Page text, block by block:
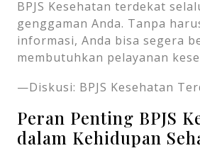
BPJS Kesehatan terdekat
genggaman Anda. Tanpa
informasi, Anda bisa segera
membutuhkan pelayanan
—Diskusi: BPJS Kesehatan
Peran Penting BPJS
dalam Kehidupan